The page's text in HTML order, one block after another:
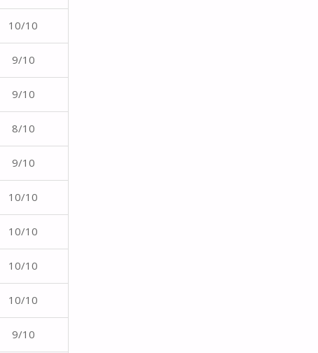
10/10
9/10
9/10
8/10
9/10
10/10
10/10
10/10
10/10
9/10